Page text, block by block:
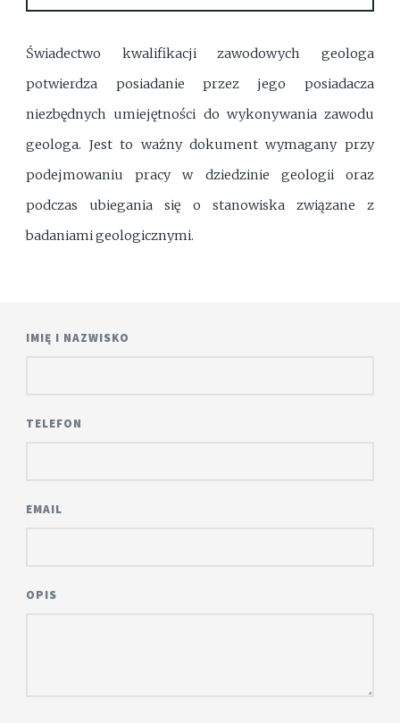
Świadectwo kwalifikacji zawodowych geologa
potwierdza posiadanie przez jego posiadacza
niezbędnych umiejętności do wykonywania zawodu
geologa. Jest to ważny dokument wymagany przy
podejmowaniu pracy w dziedzinie geologii oraz
podczas ubiegania się o stanowiska związane z
badaniami geologicznymi.
IMIĘ I NAZWISKO
TELEFON
EMAIL
OPIS